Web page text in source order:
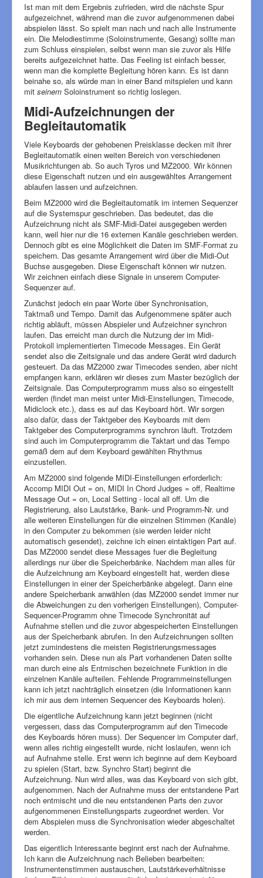
Ist man mit dem Ergebnis zufrieden, wird die nächste Spur
aufgezeichnet, während man die zuvor aufgenommenen dabei
abspielen lässt. So spielt man nach und nach alle Instrumente
ein. Die Melodiestimme (Soloinstrumente, Gesang) sollte man
zum Schluss einspielen, selbst wenn man sie zuvor als Hilfe
bereits aufgezeichnet hatte. Das Feeling ist einfach besser,
wenn man die komplette Begleitung hören kann. Es ist dann
beinahe so, als würde man in einer Band mitspielen und kann
mit seinem Soloinstrument so richtig loslegen.
Midi-Aufzeichnungen der
Begleitautomatik
Viele Keyboards der gehobenen Preisklasse decken mit ihrer
Begleitautomatik einen weiten Bereich von verschiedenen
Musikrichtungen ab. So auch Tyros und MZ2000. Wir können
diese Eigenschaft nutzen und ein ausgewähltes Arrangement
ablaufen lassen und aufzeichnen.
Beim MZ2000 wird die Begleitautomatik im internen Sequenzer
auf die Systemspur geschrieben. Das bedeutet, das die
Aufzeichnung nicht als SMF-Midi-Datei ausgegeben werden
kann, weil hier nur die 16 externen Kanäle geschrieben werden.
Dennoch gibt es eine Möglichkeit die Daten im SMF-Format zu
speichern. Das gesamte Arrangement wird über die Midi-Out
Buchse ausgegeben. Diese Eigenschaft können wir nutzen.
Wir zeichnen einfach diese Signale in unserem Computer-
Sequenzer auf.
Zunächst jedoch ein paar Worte über Synchronisation,
Taktmaß und Tempo. Damit das Aufgenommene später auch
richtig abläuft, müssen Abspieler und Aufzeichner synchron
laufen. Das erreicht man durch die Nutzung der im Midi-
Protokoll implementierten Timecode Messages. Ein Gerät
sendet also die Zeitsignale und das andere Gerät wird dadurch
gesteuert. Da das MZ2000 zwar Timecodes senden, aber nicht
empfangen kann, erklären wir dieses zum Master bezüglich der
Zeitsignale. Das Computerprogramm muss also so eingestellt
werden (findet man meist unter Midi-Einstellungen, Timecode,
Midiclock etc.), dass es auf das Keyboard hört. Wir sorgen
also dafür, dass der Taktgeber des Keyboards mit dem
Taktgeber des Computerprogramms synchron läuft. Trotzdem
sind auch im Computerprogramm die Taktart und das Tempo
gemäß dem auf dem Keyboard gewählten Rhythmus
einzustellen.
Am MZ2000 sind folgende MIDI-Einstellungen erforderlich:
Accomp MIDI Out = on, MIDI In Chord Judges = off, Realtime
Message Out = on, Local Setting - local all off. Um die
Registrierung, also Lautstärke, Bank- und Programm-Nr. und
alle weiteren Einstellungen für die einzelnen Stimmen (Kanäle)
in den Computer zu bekommen (sie werden leider nicht
automatisch gesendet), zeichne ich einen eintaktigen Part auf.
Das MZ2000 sendet diese Messages fuer die Begleitung
allerdings nur über die Speicherbänke. Nachdem man alles für
die Aufzeichnung am Keyboard eingestellt hat, werden diese
Einstellungen in einer der Speicherbänke abgelegt. Dann eine
andere Speicherbank anwählen (das MZ2000 sendet immer nur
die Abweichungen zu den vorherigen Einstellungen), Computer-
Sequencer-Programm ohne Timecode Synchronität auf
Aufnahme stellen und die zuvor abgespeicherten Einstellungen
aus der Speicherbank abrufen. In den Aufzeichnungen sollten
jetzt zumindestens die meisten Registrierungsmessages
vorhanden sein. Diese nun als Part vorhandenen Daten sollte
man durch eine als Entmischen bezeichnete Funktion in die
einzelnen Kanäle aufteilen. Fehlende Programmeinstellungen
kann ich jetzt nachträglich einsetzen (die Informationen kann
ich mir aus dem internen Sequencer des Keyboards holen).
Die eigentliche Aufzeichnung kann jetzt beginnen (nicht
vergessen, dass das Computerprogramm auf den Timecode
des Keyboards hören muss). Der Sequencer im Computer darf,
wenn alles richtig eingestellt wurde, nicht loslaufen, wenn ich
auf Aufnahme stelle. Erst wenn ich beginne auf dem Keyboard
zu spielen (Start, bzw. Synchro Start) beginnt die
Aufzeichnung. Nun wird alles, was das Keyboard von sich gibt,
aufgenommen. Nach der Aufnahme muss der entstandene Part
noch entmischt und die neu entstandenen Parts den zuvor
aufgenommenen Einstellungsparts zugeordnet werden. Vor
dem Abspielen muss die Synchronisation wieder abgeschaltet
werden.
Das eigentlich Interessante beginnt erst nach der Aufnahme.
Ich kann die Aufzeichnung nach Belieben bearbeiten:
Instrumentenstimmen austauschen, Lautstärkeverhältnisse